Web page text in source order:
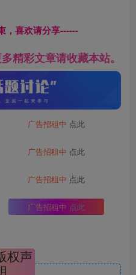
，喜欢请分享------
精彩文章请收藏本站。
广告招租中 点此
广告招租中 点此
广告招租中 点此
广告招租中 点此
权声